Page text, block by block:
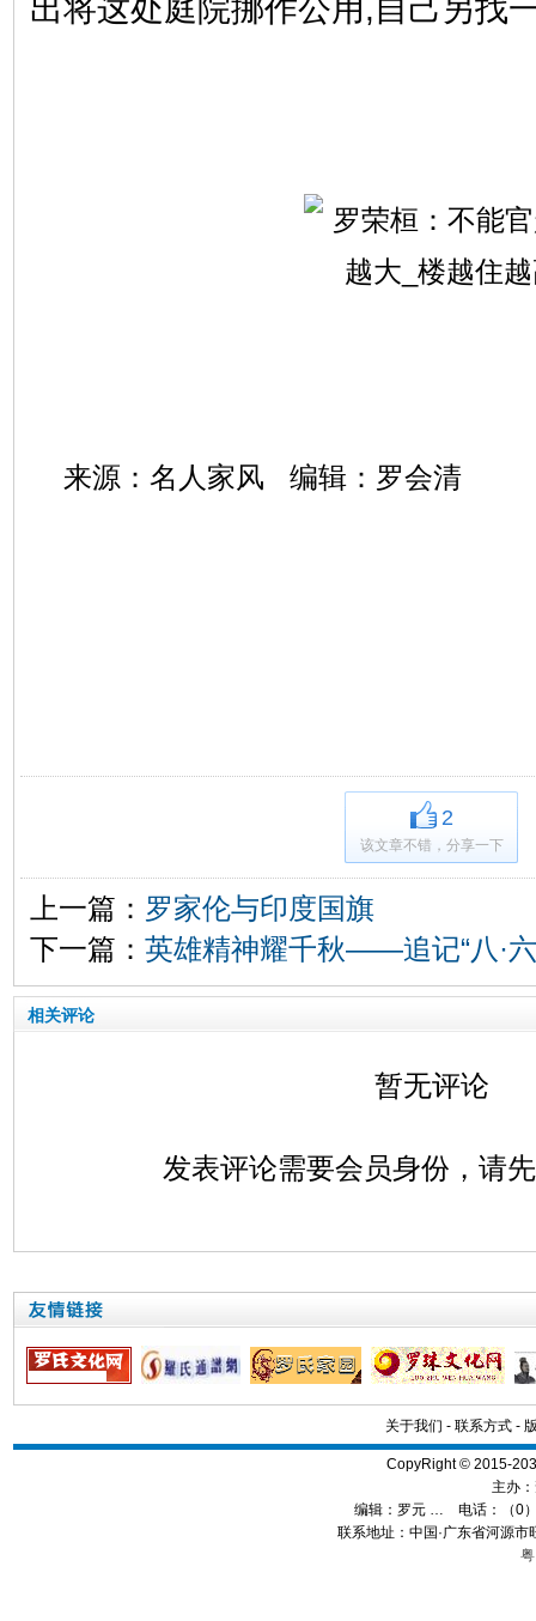
出将这处庭院挪作公用,自己另找
来源：名人家风 编辑：罗会清
2
该文章不错，分享一下
上一篇： 罗家伦与印度国旗
下一篇： 英雄精神耀千秋——追记“八·
相关评论
暂无评论
发表评论需要会员身份，请
关于我们 - 联系方式-
CopyRight © 2015-
主办：
编辑： 罗元 … 电话：（0
联系地址：中国·广东省河源